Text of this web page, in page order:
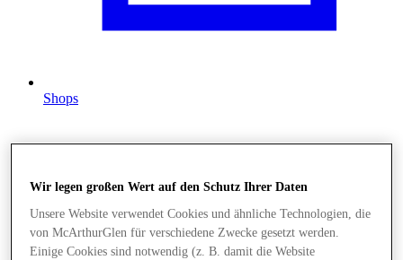
Shops
Wir legen großen Wert auf den Schutz Ihrer Daten
Unsere Website verwendet Cookies und ähnliche Technologien, die
von McArthurGlen für verschiedene Zwecke gesetzt werden.
Einige Cookies sind notwendig (z. B. damit die Website